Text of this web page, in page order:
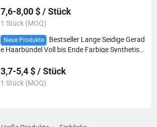
7,6-8,00 $ / Stück
1 Stück (MOQ)
Neue Produkte
Bestseller Lange Seidige Gerad
e Haarbündel Voll bis Ende Farbige Synthetisc
für Frauen
3,7-5,4 $ / Stück
1 Stück (MOQ)